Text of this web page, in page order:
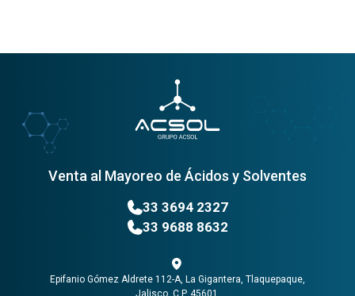
Venta al Mayoreo de Ácidos y Solventes
33 3694 2327
33 9688 8632
Epifanio Gómez Aldrete 112-A, La Gigantera, Tlaquepaque,
Jalisco, C.P. 45601.